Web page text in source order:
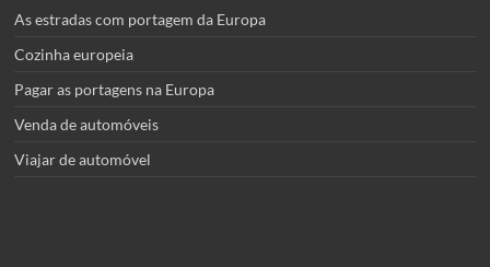
As estradas com portagem da Europa
Cozinha europeia
Pagar as portagens na Europa
Venda de automóveis
Viajar de automóvel